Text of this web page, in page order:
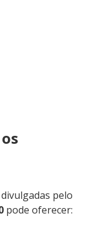
pelo
pode oferecer: